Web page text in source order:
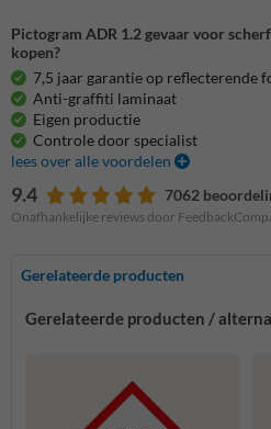
Pictogram ADR 1.2 gevaar voor
kopen?
7,5 jaar garantie op reflecterende
Anti-graffiti laminaat
Eigen productie
Controle door specialist
lees over alle voordelen
9.4 7062
Onafhankelijke reviews door
Gerelateerde producten
Gerelateerde producten /